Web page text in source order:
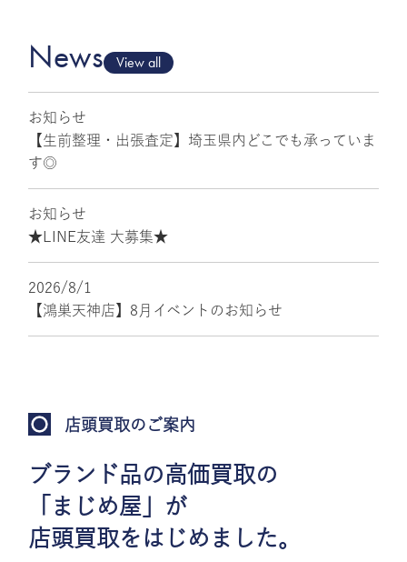
News View all
お知らせ
【生前整理・出張査定】埼玉県内どこでも承っていま
す◎
お知らせ
★LINE友達 大募集★
2026/8/1
【鴻巣天神店】8月イベントのお知らせ
店頭買取のご案内
ブランド品の高価買取の
「まじめ屋」が
店頭買取をはじめました。